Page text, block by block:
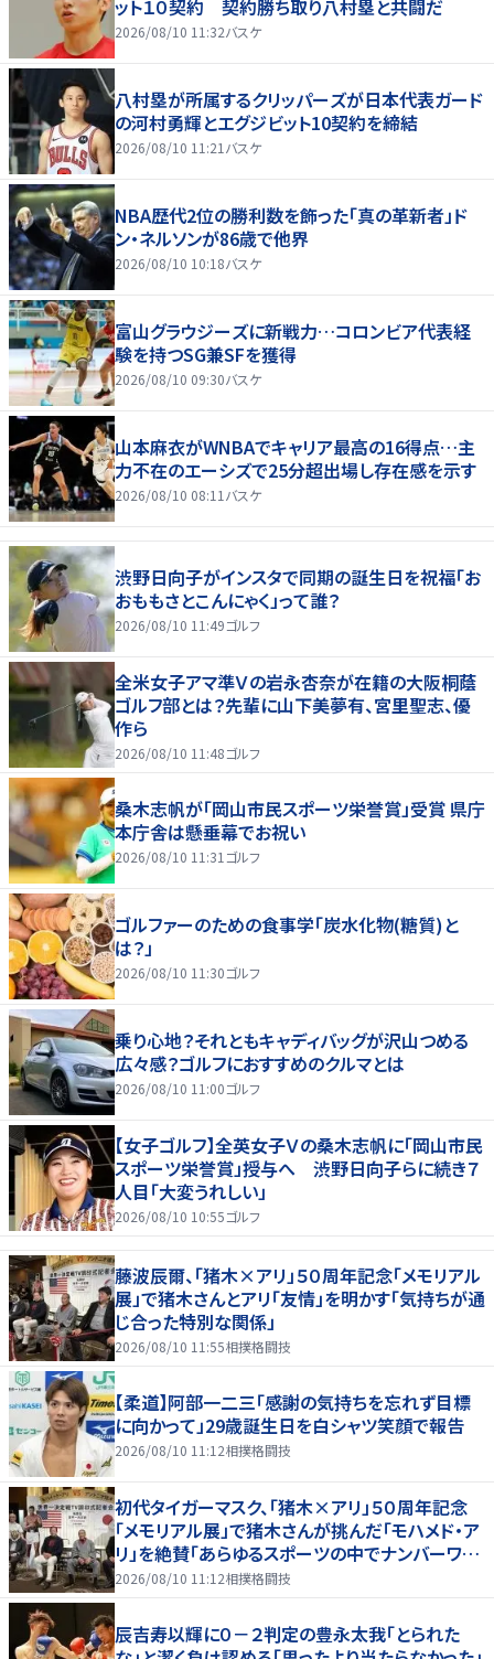
ット１０契約 契約勝ち取り八村塁と共闘だ
2026/08/10 11:32バスケ
八村塁が所属するクリッパーズが日本代表ガード
の河村勇輝とエグジビット10契約を締結
2026/08/10 11:21 バスケ
NBA歴代2位の勝利数を飾った「真の革新者」ド
ン・ネルソンが86歳で他界
2026/08/10 10:18バスケ
富山グラウジーズに新戦力…コロンビア代表経
験を持つSG兼SFを獲得
2026/08/10 09:30バスケ
山本麻衣がWNBAでキャリア最高の16得点…主
力不在のエーシズで25分超出場し存在感を示す
2026/08/10 08:11 バスケ
渋野日向子がインスタで同期の誕生日を祝福「お
おももさとこんにゃく」って誰？
2026/08/10 11:49ゴルフ
全米女子アマ準Ｖの岩永杏奈が在籍の大阪桐蔭
ゴルフ部とは？先輩に山下美夢有、宮里聖志、優
作ら
2026/08/10 11:48ゴルフ
桑木志帆が「岡山市民スポーツ栄誉賞」受賞 県庁
本庁舎は懸垂幕でお祝い
2026/08/10 11:31 ゴルフ
ゴルファーのための食事学「炭水化物(糖質)と
は？」
2026/08/10 11:30ゴルフ
乗り心地？それともキャディバッグが沢山つめる
広々感？ゴルフにおすすめのクルマとは
2026/08/10 11:00ゴルフ
【女子ゴルフ】全英女子Ｖの桑木志帆に「岡山市民
スポーツ栄誉賞」授与へ 渋野日向子らに続き７
人目「大変うれしい」
2026/08/10 10:55ゴルフ
藤波辰爾、「猪木×アリ」５０周年記念「メモリアル
展」で猪木さんとアリ「友情」を明かす「気持ちが通
じ合った特別な関係」
2026/08/10 11:55相撲格闘技
【柔道】阿部一二三「感謝の気持ちを忘れず目標
に向かって」29歳誕生日を白シャツ笑顔で報告
2026/08/10 11:12相撲格闘技
初代タイガーマスク、「猪木×アリ」５０周年記念
「メモリアル展」で猪木さんが挑んだ「モハメド・ア
リ」を絶賛「あらゆるスポーツの中でナンバーワン
の存在」
2026/08/10 11:12相撲格闘技
辰吉寿以輝に０－２判定の豊永太我「とられた